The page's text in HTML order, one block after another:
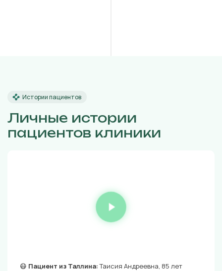
Истории пациентов
Личные истории
пациентов клиники
😷 Пациент из Таллина:Таисия Андреевна, 85 лет